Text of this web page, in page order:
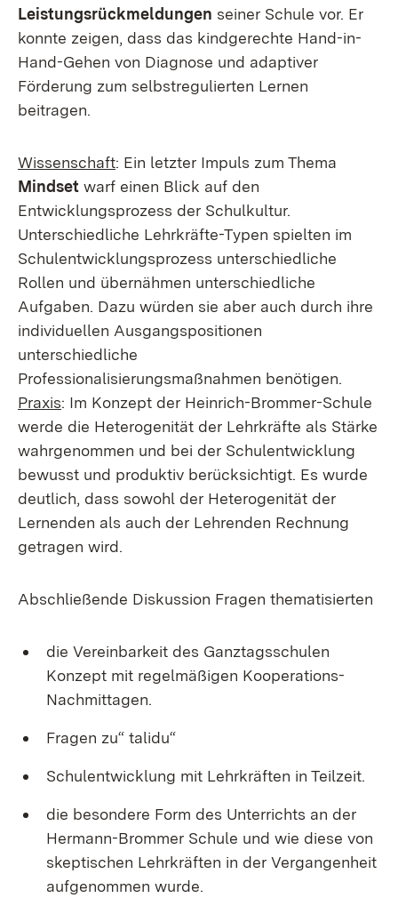
Leistungsrückmeldungen seiner Schule vor. Er
konnte zeigen, dass das kindgerechte Hand-in-
Hand-Gehen von Diagnose und adaptiver
Förderung zum selbstregulierten Lernen
beitragen.
Wissenschaft: Ein letzter Impuls zum Thema
Mindset warf einen Blick auf den
Entwicklungsprozess der Schulkultur.
Unterschiedliche Lehrkräfte-Typen spielten im
Schulentwicklungsprozess unterschiedliche
Rollen und übernähmen unterschiedliche
Aufgaben. Dazu würden sie aber auch durch ihre
individuellen Ausgangspositionen
unterschiedliche
Professionalisierungsmaßnahmen benötigen.
Praxis: Im Konzept der Heinrich-Brommer-Schule
werde die Heterogenität der Lehrkräfte als Stärke
wahrgenommen und bei der Schulentwicklung
bewusst und produktiv berücksichtigt. Es wurde
deutlich, dass sowohl der Heterogenität der
Lernenden als auch der Lehrenden Rechnung
getragen wird.
Abschließende Diskussion Fragen thematisierten
die Vereinbarkeit des Ganztagsschulen
Konzept mit regelmäßigen Kooperations-
Nachmittagen.
Fragen zu“ talidu“
Schulentwicklung mit Lehrkräften in Teilzeit.
die besondere Form des Unterrichts an der
Hermann-Brommer Schule und wie diese von
skeptischen Lehrkräften in der Vergangenheit
aufgenommen wurde.